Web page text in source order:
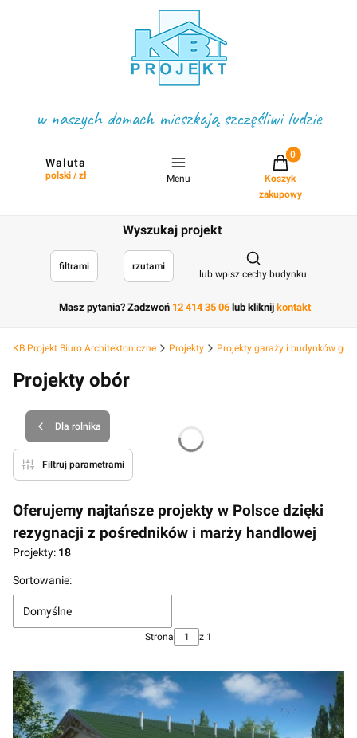
w naszych domach mieszkają szczęśliwi ludzie
Waluta
polski / zł Menu
Projekty w
Koszyk
zakupowy
Wyszukaj projekt
filtrami rzutami
Otwórz
lub wpisz cechy budynku
Masz pytania? Zadzwoń 12 414 35 06 lub kliknij kontakt
KB Projekt Biuro Architektoniczne Projekty Projekty garaży i budynków
Projekty obór
Dla rolnika
Filtruj parametrami
Oferujemy najtańsze projekty w Polsce dzięki
rezygnacji z pośredników i marży handlowej
Projekty: 18
Lista produktów
Sortowanie:
Domyślne
Strona z 1